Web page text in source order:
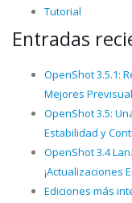
Tutorial
Entradas
OpenShot 3.5.1:
Mejores
OpenShot 3.5:
Estabilidad y
OpenShot 3.4
¡Actualizaciones
Ediciones más